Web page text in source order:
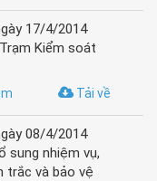
17/4/2014
Kiểm soát
Tải về
08/4/2014
sung nhiệm vụ,
trắc và bảo vệ